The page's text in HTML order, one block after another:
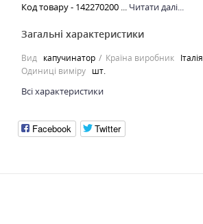
Код товару - 142270200 ... Читати далі...
Загальні характеристики
Вид капучинатор Країна виробник Італія
Одиниці виміру
шт.
Всі характеристики
Facebook Twitter